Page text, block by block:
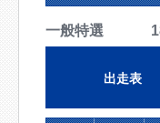
一般特選
出走表